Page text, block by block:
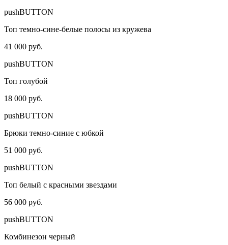
pushBUTTON
Топ темно-сине-белые полосы из кружева
41 000 руб.
pushBUTTON
Топ голубой
18 000 руб.
pushBUTTON
Брюки темно-синие с юбкой
51 000 руб.
pushBUTTON
Топ белый с красными звездами
56 000 руб.
pushBUTTON
Комбинезон черный